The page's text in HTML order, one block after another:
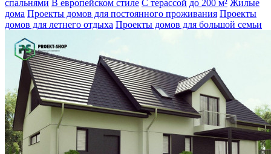
спальнями В европейском стиле С терассой до 200 м² Жилые
дома Проекты домов для постоянного проживания Проекты
домов для летнего отдыха Проекты домов для большой семьи